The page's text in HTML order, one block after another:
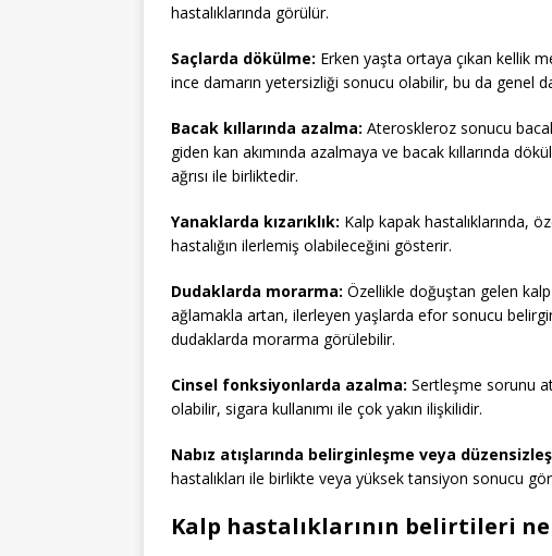
hastalıklarında görülür.
Saçlarda dökülme: Erken yaşta ortaya çıkan kellik
ince damarın yetersizliği sonucu olabilir, bu da genel
Bacak kıllarında azalma: Ateroskleroz sonucu
giden kan akımında azalmaya ve bacak kıllarında
ağrısı ile birliktedir.
Yanaklarda kızarıklık: Kalp kapak hastalıklarında,
hastalığın ilerlemiş olabileceğini gösterir.
Dudaklarda morarma: Özellikle doğuştan gelen
ağlamakla artan, ilerleyen yaşlarda efor sonucu
dudaklarda morarma görülebilir.
Cinsel fonksiyonlarda azalma: Sertleşme sorunu
olabilir, sigara kullanımı ile çok yakın ilişkilidir.
Nabız atışlarında belirginleşme veya
hastalıkları ile birlikte veya yüksek tansiyon sonucu
Kalp hastalıklarının belirtileri